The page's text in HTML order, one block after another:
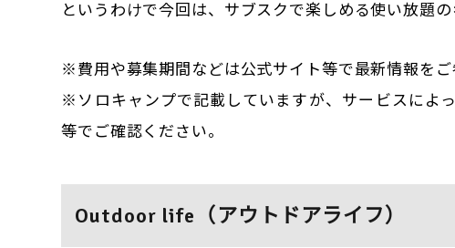
というわけで今回は、サブスクで楽しめる使い放題
※費用や募集期間などは公式サイト等で最新情報をご
※ソロキャンプで記載していますが、サービスによ
等でご確認ください。
Outdoor life（アウトドアライフ）